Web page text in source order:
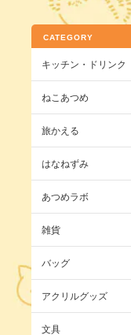
CATEGORY
キッチン・ドリンク
ねこあつめ
旅かえる
はなねずみ
あつめラボ
雑貨
バッグ
アクリルグッズ
文具